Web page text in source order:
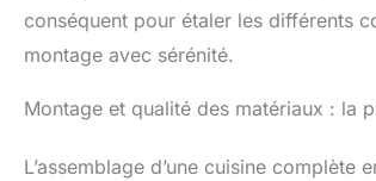
conséquent pour étaler les différents
montage avec sérénité.
Montage et qualité des matériaux : la
L’assemblage d’une cuisine